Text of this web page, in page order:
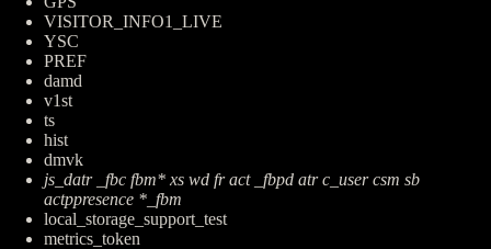
VISITOR_INFO1_LIVE
YSC
PREF
damd
v1st
ts
hist
dmvk
js_datr _fbc fbm* xs wd fr act _fbpd atr c_user csm sb
actppresence *_fbm
local_storage_support_test
metrics_token